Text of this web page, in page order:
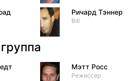
Ричард Тэннер
Bill
Мэтт Росс
Режиссер